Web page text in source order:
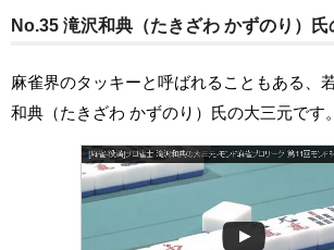
No.35 滝沢和典（たきざわ かずのり）氏
麻雀界のタッキーと呼ばれることもある、
和典（たきざわ かずのり）氏の大三元です。